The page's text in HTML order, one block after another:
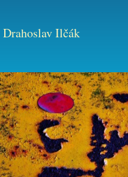
Drahoslav Ilčák